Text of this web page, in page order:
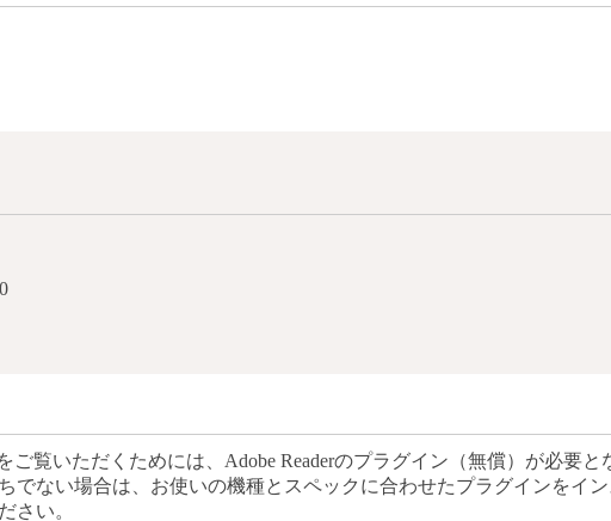
ご覧いただくためには、Adobe Readerのプラグイン（無償）が必要と
でない場合は、お使いの機種とスペックに合わせたプラグインをイ
さい。